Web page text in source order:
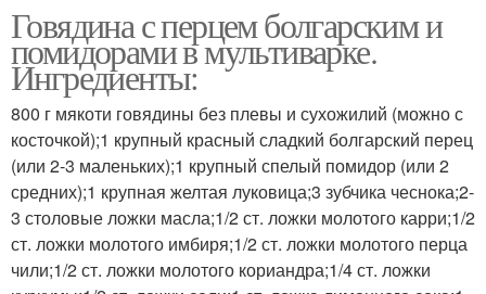
Говядина с перцем болгарским и
помидорами в мультиварке.
Ингредиенты:
800 г мякоти говядины без плевы и сухожилий (можно с
косточкой);1 крупный красный сладкий болгарский перец
(или 2-3 маленьких);1 крупный спелый помидор (или 2
средних);1 крупная желтая луковица;3 зубчика чеснока;2-
3 столовые ложки масла;1/2 ст. ложки молотого карри;1/2
ст. ложки молотого имбиря;1/2 ст. ложки молотого перца
чили;1/2 ст. ложки молотого кориандра;1/4 ст. ложки